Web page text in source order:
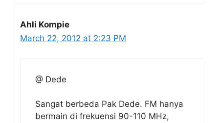
Ahli Kompie
March 22, 2012 at 2:23 PM
@ Dede
Sangat berbeda Pak Dede. FM hanya
bermain di frekuensi 90-110 MHz,